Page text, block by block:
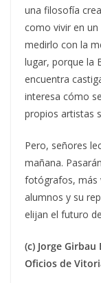
una filosofía
como vivir en
medirlo con la
lugar, porque la
encuentra
interesa cómo
propios artistas
Pero, señores
mañana.
fotógrafos, más
alumnos y su
elijan el futuro
(c) Jorge
Oficios de